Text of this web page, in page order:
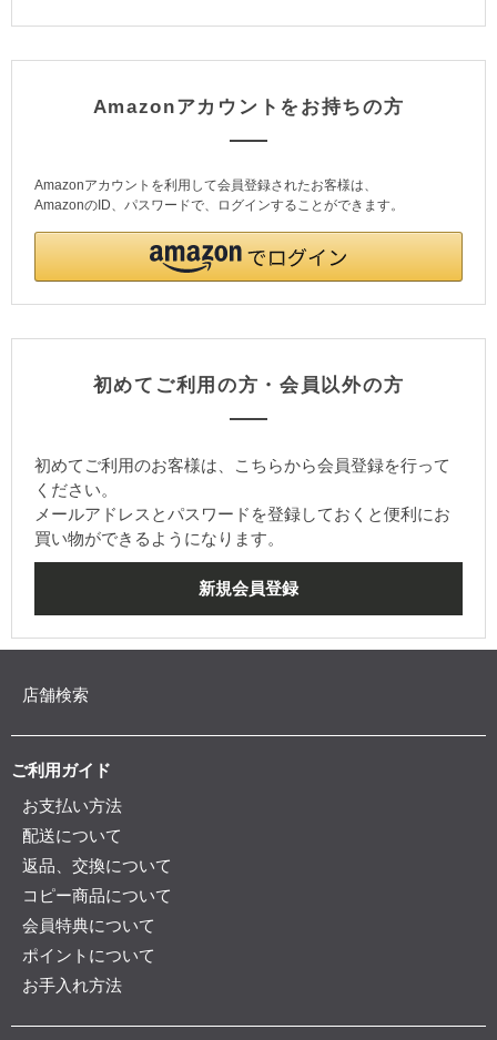
Amazonアカウントをお持ちの方
Amazonアカウントを利用して会員登録されたお客様は、
AmazonのID、パスワードで、ログインすることができます。
初めてご利用の方・会員以外の方
初めてご利用のお客様は、こちらから会員登録を行って
ください。
メールアドレスとパスワードを登録しておくと便利にお
買い物ができるようになります。
店舗検索
ご利用ガイド
お支払い方法
配送について
返品、交換について
コピー商品について
会員特典について
ポイントについて
お手入れ方法